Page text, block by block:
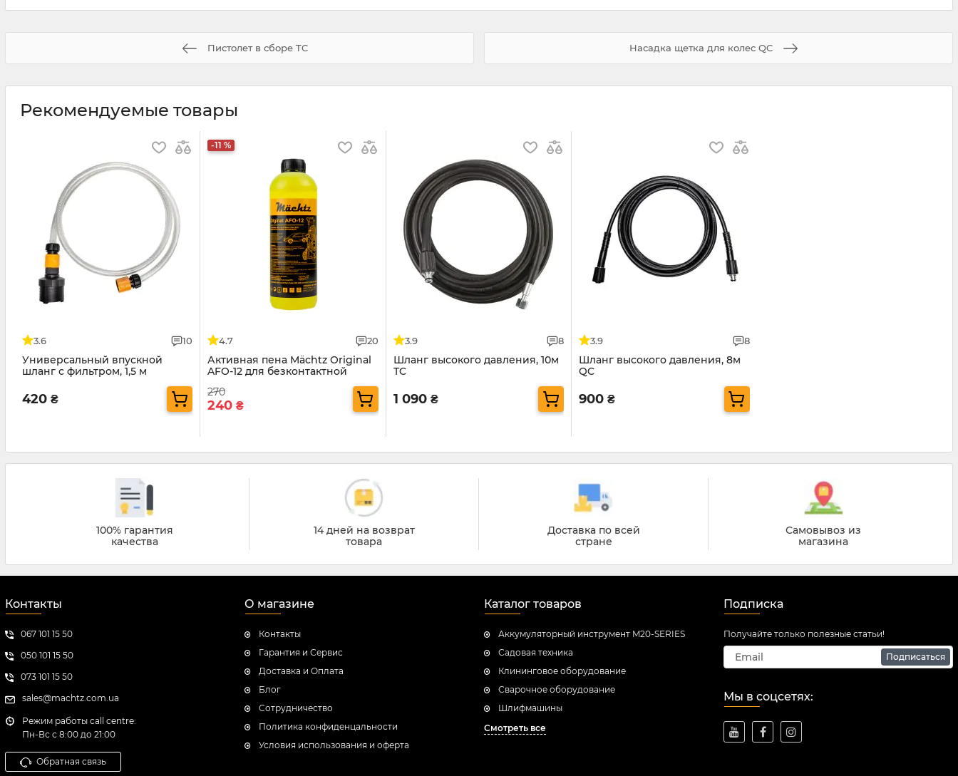
Пистолет в сборе TC Насадка щетка для колес QC
Рекомендуемые товары
3.6 10
Универсальный впускной
шланг с фильтром, 1,5 м
420 ₴
-11 %
4.7 20
Активная пена Mächtz Original
AFO-12 для безконтактной
270
240₴
3.9 8
Шланг высокого давления, 10м
TC
1 090 ₴
3.9 8
Шланг высокого давления, 8м
QC
900₴
100% гарантия
качества
14 дней на возврат
товара
Доставка по всей
стране
Самовывоз из
магазина
Контакты
067 101 15 50
050 101 15 50
073 101 15 50
sales@machtz.com.ua
Режим работы call centre:
Пн-Вс с 8:00 до 21:00
Обратная связь
О магазине
Контакты
Гарантия и Сервис
Доставка и Оплата
Блог
Сотрудничество
Политика конфиденцальности
Условия использования и оферта
Каталог товаров
Аккумуляторный инструмент M20-SERIES
Садовая техника
Клининговое оборудование
Сварочное оборудование
Шлифмашины
Смотреть все
Подписка
Получайте только полезные статьи!
Подписаться
Мы в соцсетях: